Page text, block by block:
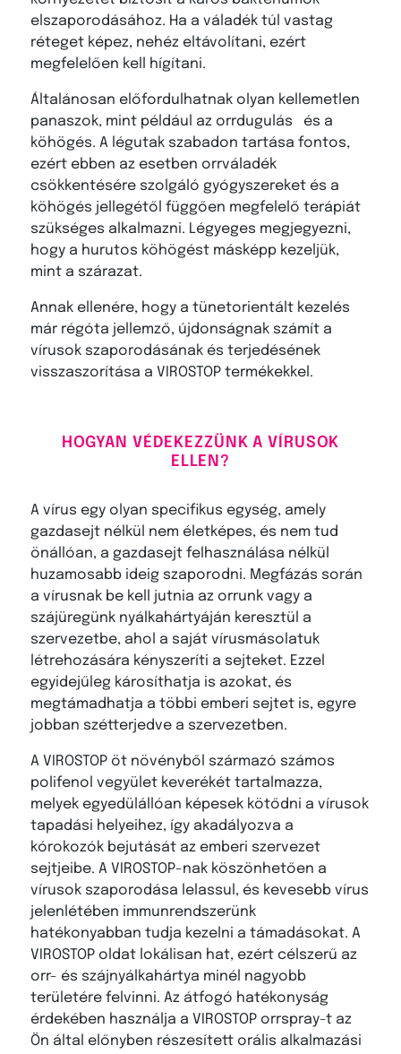
elszaporodásához. Ha a váladék túl vastag
réteget képez, nehéz eltávolítani, ezért
megfelelően kell hígítani.
Általánosan előfordulhatnak olyan kellemetlen
panaszok, mint például az orrdugulás és a
köhögés. A légutak szabadon tartása fontos,
ezért ebben az esetben orrváladék
csökkentésére szolgáló gyógyszereket és a
köhögés jellegétől függően megfelelő terápiát
szükséges alkalmazni. Légyeges megjegyezni,
hogy a hurutos köhögést másképp kezeljük,
mint a szárazat.
Annak ellenére, hogy a tünetorientált kezelés
már régóta jellemző, újdonságnak számít a
vírusok szaporodásának és terjedésének
visszaszorítása a VIROSTOP termékekkel.
HOGYAN VÉDEKEZZÜNK A VÍRUSOK
ELLEN?
A vírus egy olyan specifikus egység, amely
gazdasejt nélkül nem életképes, és nem tud
önállóan, a gazdasejt felhasználása nélkül
huzamosabb ideig szaporodni. Megfázás során
a vírusnak be kell jutnia az orrunk vagy a
szájüregünk nyálkahártyáján keresztül a
szervezetbe, ahol a saját vírusmásolatuk
létrehozására kényszeríti a sejteket. Ezzel
egyidejűleg károsíthatja is azokat, és
megtámadhatja a többi emberi sejtet is, egyre
jobban szétterjedve a szervezetben.
A VIROSTOP öt növényből származó számos
polifenol vegyület keverékét tartalmazza,
melyek egyedülállóan képesek kötődni a vírusok
tapadási helyeihez, így akadályozva a
kórokozók bejutását az emberi szervezet
sejtjeibe. A VIROSTOP-nak köszönhetően a
vírusok szaporodása lelassul, és kevesebb vírus
jelenlétében immunrendszerünk
hatékonyabban tudja kezelni a támadásokat. A
VIROSTOP oldat lokálisan hat, ezért célszerű az
orr- és szájnyálkahártya minél nagyobb
területére felvinni. Az átfogó hatékonyság
érdekében használja a VIROSTOP orrspray-t az
Ön által előnyben részesített orális alkalmazási